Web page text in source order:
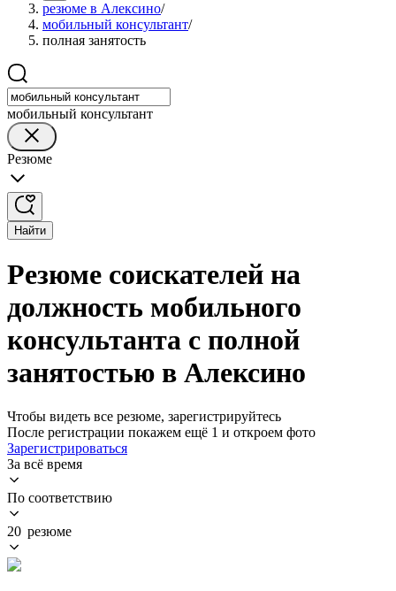
резюме в Алексино/
мобильный консультант/
полная занятость
мобильный консультант
Резюме
Найти
Резюме соискателей на
должность мобильного
консультанта с полной
занятостью в Алексино
Чтобы видеть все резюме, зарегистрируйтесь
После регистрации покажем ещё 1 и откроем фото
Зарегистрироваться
За всё время
По соответствию
20 резюме